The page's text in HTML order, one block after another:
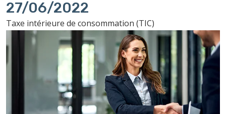
27/06/2022
Taxe intérieure de consommation (TIC)